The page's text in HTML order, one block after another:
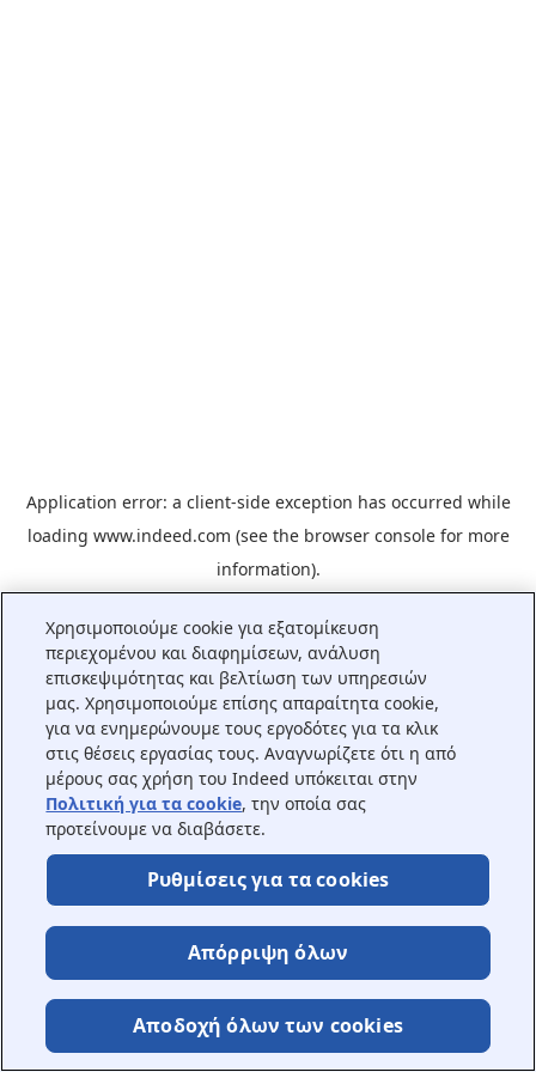
Application error: a client-side exception has occurred while
loading www.indeed.com (see the browser consolefor more
information).
Χρησιμοποιούμε cookie για εξατομίκευση
περιεχομένου και διαφημίσεων, ανάλυση
επισκεψιμότητας και βελτίωση των υπηρεσιών
μας. Χρησιμοποιούμε επίσης απαραίτητα cookie,
για να ενημερώνουμε τους εργοδότες για τα κλικ
στις θέσεις εργασίας τους. Αναγνωρίζετε ότι η από
μέρους σας χρήση του Indeed υπόκειται στην
Πολιτική για τα cookie, την οποία σας
προτείνουμε να διαβάσετε.
Ρυθμίσεις για τα cookies
Απόρριψη όλων
Αποδοχή όλων των cookies